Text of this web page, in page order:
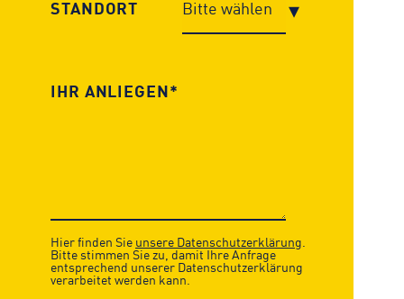
STANDORT
Hier finden Sie unsere Datenschutzerklärung.
Bitte stimmen Sie zu, damit Ihre Anfrage
entsprechend unserer Datenschutzerklärung
verarbeitet werden kann.